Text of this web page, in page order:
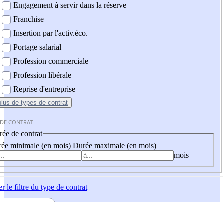
Engagement à servir dans la réserve
Franchise
Insertion par l'activ.éco.
Portage salarial
Profession commerciale
Profession libérale
Reprise d'entreprise
de types de contrat
CONTRAT
de contrat
minimale (en mois) Durée maximale (en mois)
mois
le filtre du type de contrat